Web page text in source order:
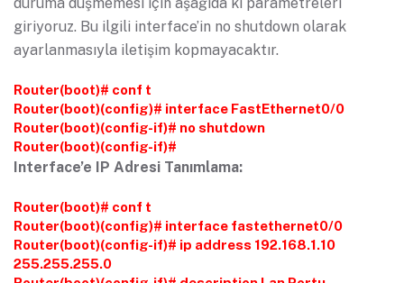
giriyoruz. Bu ilgili interface’in no shutdown olarak
ayarlanmasıyla iletişim kopmayacaktır.
Router(boot)# conf t
Router(boot)(config)# interface FastEthernet0/0
Router(boot)(config-if)# no shutdown
Router(boot)(config-if)#
Interface’e IP Adresi Tanımlama:
Router(boot)# conf t
Router(boot)(config)# interface fastethernet0/0
Router(boot)(config-if)# ip address 192.168.1.10
255.255.255.0